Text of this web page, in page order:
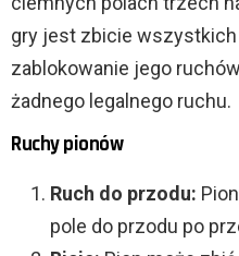
gry jest zbicie
zablokowanie jego
żadnego legalnego ruchu.
Ruchy pionów
Ruch do przodu:
pole do przodu po